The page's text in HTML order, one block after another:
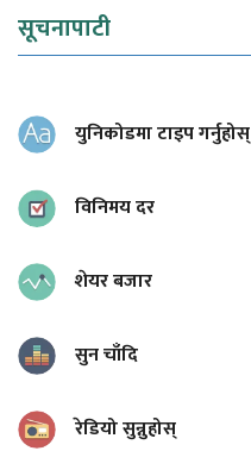
सूचनापाटी
युनिकोडमा टाइप गर्नुहोस्
विनिमय दर
शेयर बजार
सुन चाँदि
रेडियो सुन्नुहोस्